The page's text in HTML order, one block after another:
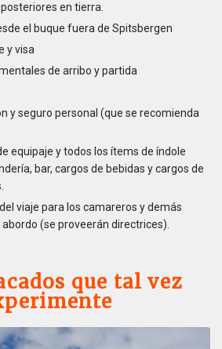
en tierra.
el buque fuera de Spitsbergen
y visa
de arribo y partida
y seguro personal (que se recomienda
equipaje y todos los ítems de índole
bar, cargos de bebidas y cargos de
viaje para los camareros y demás
(se proveerán directrices).
que tal vez